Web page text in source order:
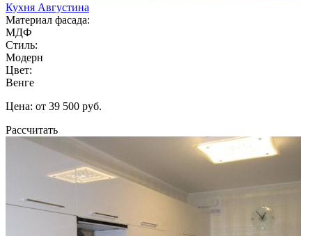
Кухня Августина
Материал фасада:
МДФ
Стиль:
Модерн
Цвет:
Венге
Цена: от 39 500 руб.
Рассчитать